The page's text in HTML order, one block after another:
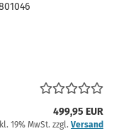
499,95 EUR
19% MwSt. zzgl. Versand